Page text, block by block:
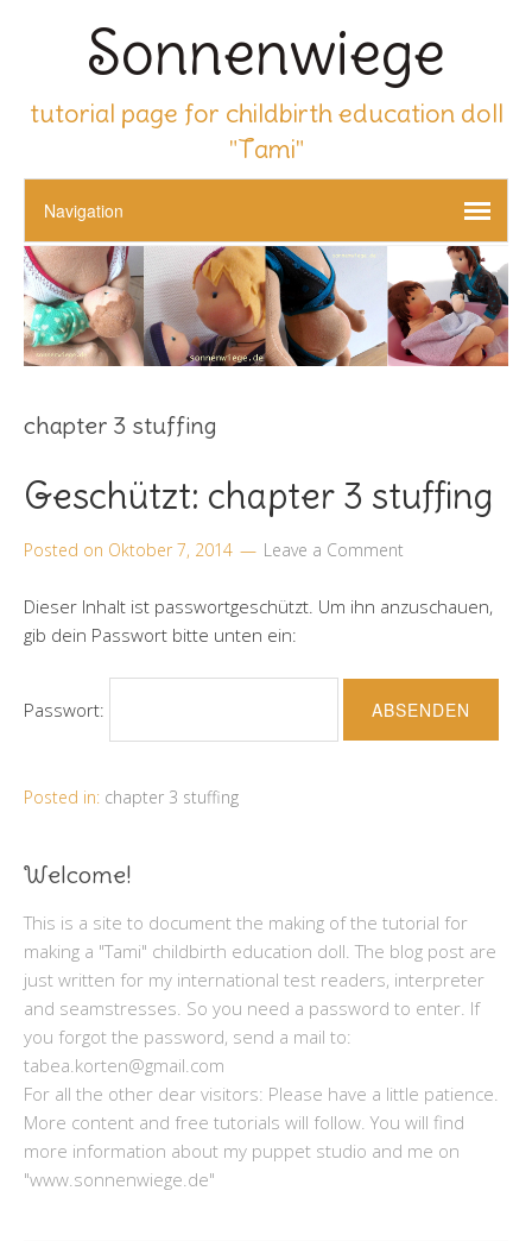
Sonnenwiege
tutorial page for childbirth education doll
"Tami"
chapter 3 stuffing
Geschützt: chapter 3 stuffing
Posted on Oktober 7, 2014 Leave a Comment
Dieser Inhalt ist passwortgeschützt. Um ihn anzuschauen,
gib dein Passwort bitte unten ein:
Passwort:
Posted in: chapter 3 stuffing
Welcome!
This is a site to document the making of the tutorial for
making a "Tami" childbirth education doll. The blog post are
just written for my international test readers, interpreter
and seamstresses. So you need a password to enter. If
you forgot the password, send a mail to:
tabea.korten@gmail.com
For all the other dear visitors: Please have a little patience.
More content and free tutorials will follow. You will find
more information about my puppet studio and me on
"www.sonnenwiege.de"